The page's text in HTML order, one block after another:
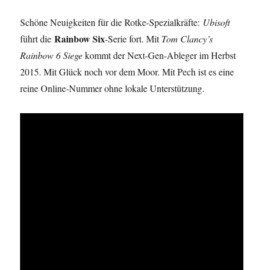
Schöne Neuigkeiten für die Rotke-Spezialkräfte: Ubisoft
führt dieRainbow Six-Serie fort. MitTom Clancy’s
Rainbow 6 Siegekommt der Next-Gen-Ableger im Herbst
2015. Mit Glück noch vor dem Moor. Mit Pech ist es eine
reine Online-Nummer ohne lokale Unterstützung.